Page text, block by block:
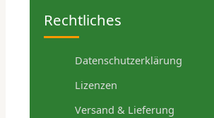
Rechtliches
Datenschutzerklärung
Lizenzen
Versand & Lieferung